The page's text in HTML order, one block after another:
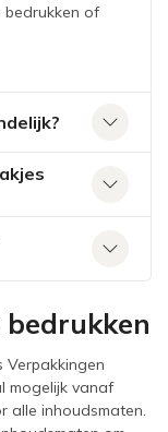
of
Verpakkingen
mogelijk vanaf
alle inhoudsmaten.